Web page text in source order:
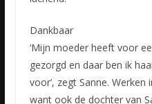
Dankbaar
‘Mijn moeder heeft voor
gezorgd en daar ben ik
voor’, zegt Sanne.
want ook de dochter van